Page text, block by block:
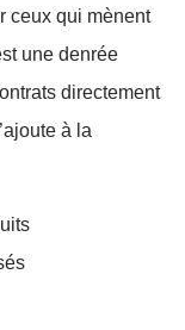
ceux qui mènent
une denrée
directement
à la